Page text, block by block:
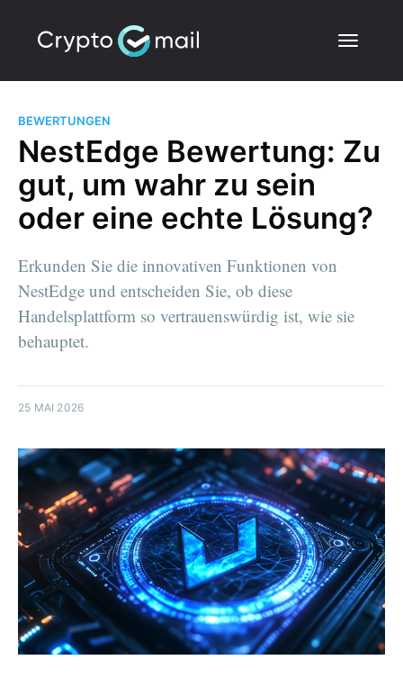
BEWERTUNGEN
NestEdge Bewertung: Zu
gut, um wahr zu sein
oder eine echte Lösung?
Erkunden Sie die innovativen Funktionen von
NestEdge und entscheiden Sie, ob diese
Handelsplattform so vertrauenswürdig ist, wie sie
behauptet.
25 MAI 2026